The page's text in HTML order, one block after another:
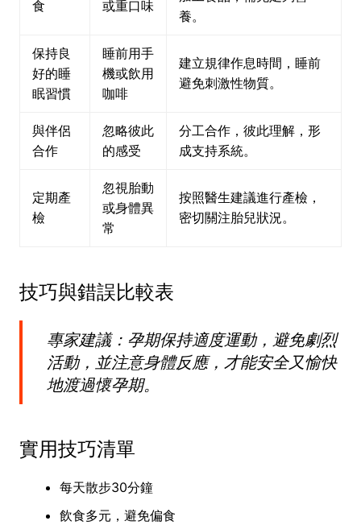
食 或重口味
養。
保持良
好的睡
眠習慣
睡前用手
機或飲用
咖啡
建立規律作息時間，睡前
避免刺激性物質。
與伴侶
合作
忽略彼此
的感受
分工合作，彼此理解，形
成支持系統。
定期產
檢
忽視胎動
或身體異
常
按照醫生建議進行產檢，
密切關注胎兒狀況。
技巧與錯誤比較表
專家建議：孕期保持適度運動，避免劇烈
活動，並注意身體反應，才能安全又愉快
地渡過懷孕期。
實用技巧清單
每天散步30分鐘
飲食多元，避免偏食